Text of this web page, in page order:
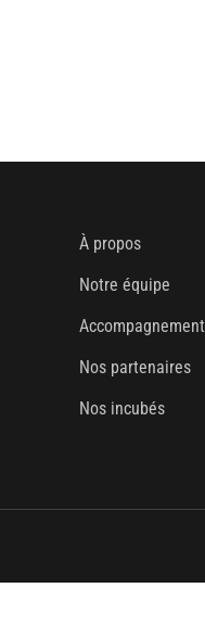
À propos
Notre équipe
Accompagnement
Nos partenaires
Nos incubés